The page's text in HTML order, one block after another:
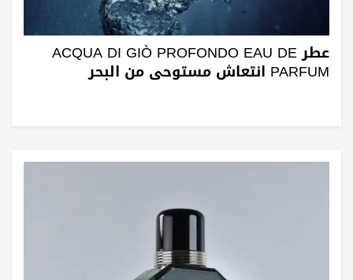
عطر ACQUA DI GIÒ PROFONDO EAU DE
PARFUM انتعاش مستوحى من البحر